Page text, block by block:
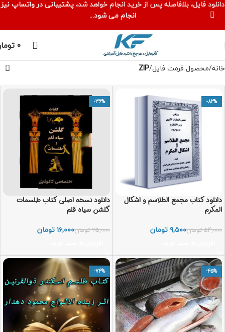
۰
خانه محصول فرمت فایل ZIP
-82%
دانلود کتاب مجمع الطلاسم و اشکال
المکرم
۵۴,۰۰۰تومان۹,۵۰۰تومان
-36%
دانلود نسخه اصلی کتاب طلسمات
گلشن سیاه قلم
۲۵,۰۰۰تومان۱۶,۰۰۰ تومان
-45%
-74%
دانلود فایل، بلافاصله پس از خرید انجام خواهد شد،پشتیبانی در واتساپ نیز
انجام می شود...